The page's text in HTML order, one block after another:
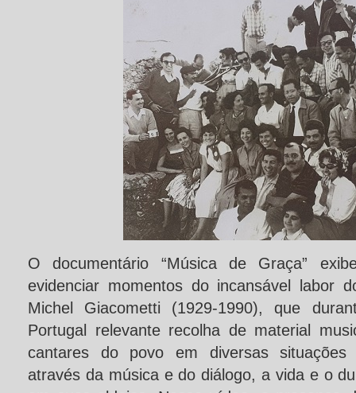
O documentário “Música de Graça”
evidenciar momentos do incansável labor
Michel Giacometti (1929-1990), que
Portugal relevante recolha de material
cantares do povo em diversas situações
através da música e do diálogo, a vida e o